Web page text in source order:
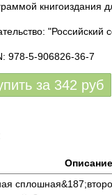
книгоиздания
"Российский
978-5-906826-36-7
за 342 руб
Описание